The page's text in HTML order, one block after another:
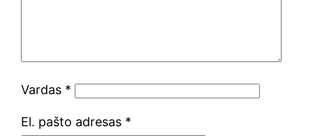
Vardas *
El. pašto adresas *